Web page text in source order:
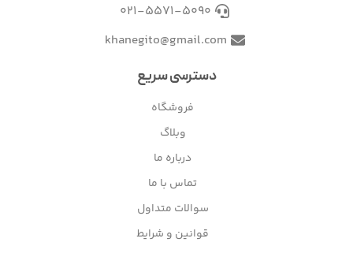
021-5571-5090
khanegito@gmail.com
دسترسی سریع
فروشگاه
وبلاگ
درباره ما
تماس با ما
سوالات متداول
قوانین و شرایط